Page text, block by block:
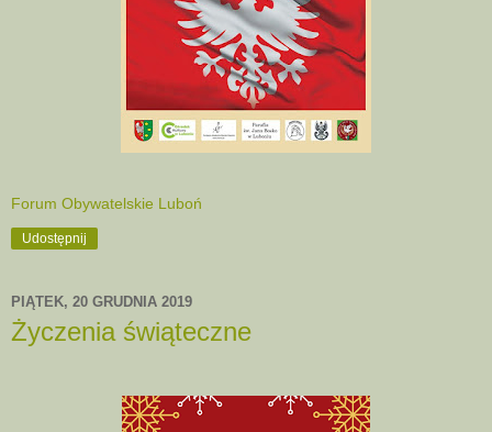
Forum Obywatelskie Luboń
Udostępnij
PIĄTEK, 20 GRUDNIA 2019
Życzenia świąteczne